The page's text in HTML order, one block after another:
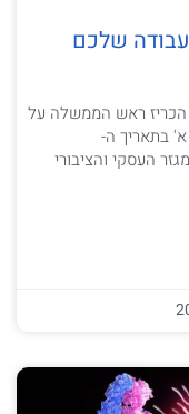
שלכם
מעסיקים ועובדים יקרים, ביום 20.03.2020 הכריז ראש הממשלה על
א' בתאריך ה-
במגזר העסקי והציבורי